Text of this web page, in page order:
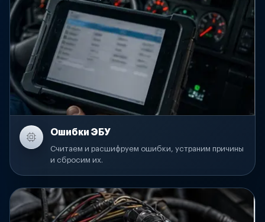
Ошибки ЭБУ
Считаем и расшифруем ошибки, устраним причины
и сбросим их.